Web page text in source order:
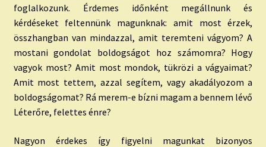
foglalkozunk. Érdemes időnként megállnunk és
kérdéseket feltennünk magunknak: amit most érzek,
összhangban van mindazzal, amit teremteni vágyom? A
mostani gondolat boldogságot hoz számomra? Hogy
vagyok most? Amit most mondok, tükrözi a vágyaimat?
Amit most tettem, azzal segítem, vagy akadályozom a
boldogságomat? Rá merem-e bízni magam a bennem lévő
Léterőre, felettes énre?
Nagyon érdekes így figyelni magunkat bizonyos